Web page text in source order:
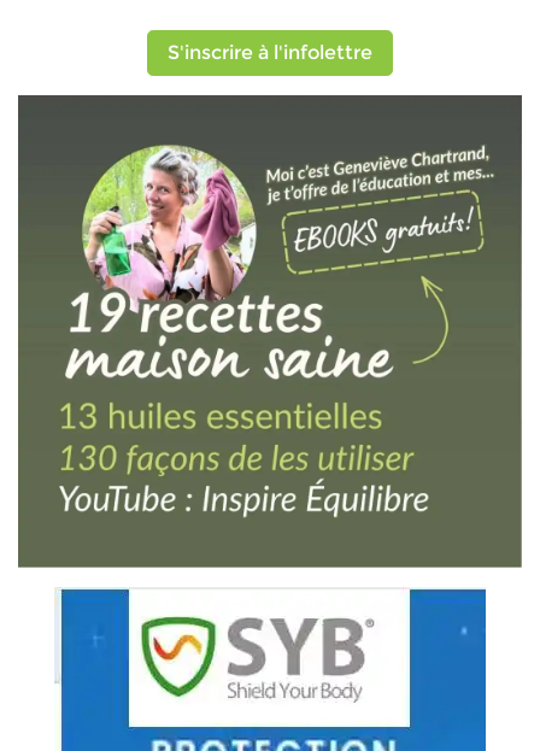
S'inscrire à l'infolettre